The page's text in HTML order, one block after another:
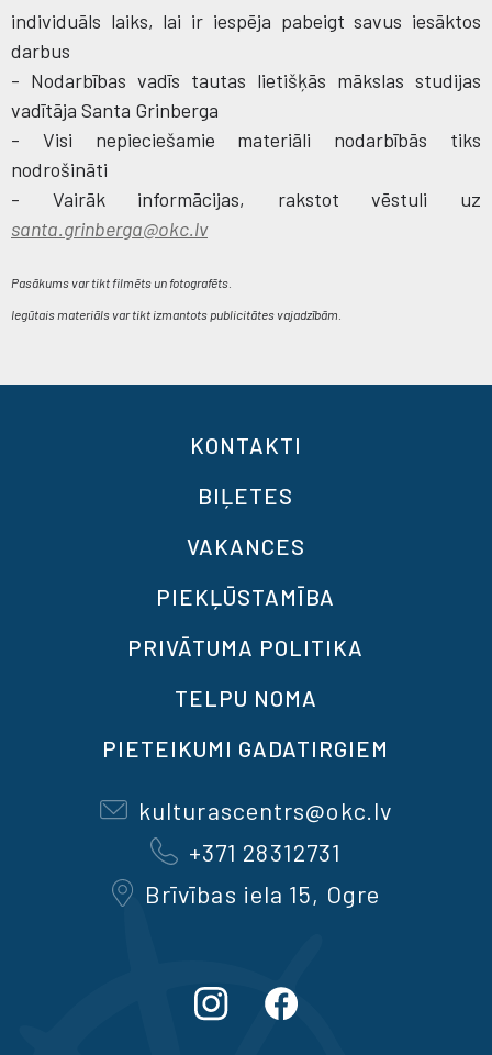
individuāls laiks, lai ir iespēja pabeigt savus iesāktos
darbus
- Nodarbības vadīs tautas lietišķās mākslas studijas
vadītāja Santa Grinberga
- Visi nepieciešamie materiāli nodarbībās tiks
nodrošināti
- Vairāk informācijas, rakstot vēstuli uz
santa.grinberga@okc.lv
Pasākums var tikt filmēts un fotografēts.
Iegūtais materiāls var tikt izmantots publicitātes vajadzībām.
KONTAKTI
BIĻETES
VAKANCES
PIEKĻŪSTAMĪBA
PRIVĀTUMA POLITIKA
TELPU NOMA
PIETEIKUMI GADATIRGIEM
kulturascentrs@okc.lv
+371 28312731
Brīvības iela 15, Ogre